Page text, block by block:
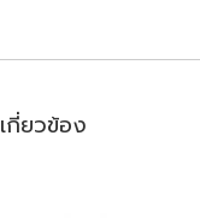
กี่ยวข้อง